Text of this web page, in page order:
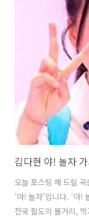
김다현 야! 놀자
오늘 포스팅 해 드릴
'야! 놀자'입니다. '야!
전국 팔도의 볼거리,